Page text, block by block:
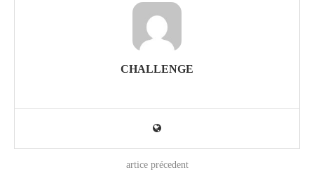
CHALLENGE
artice précedent